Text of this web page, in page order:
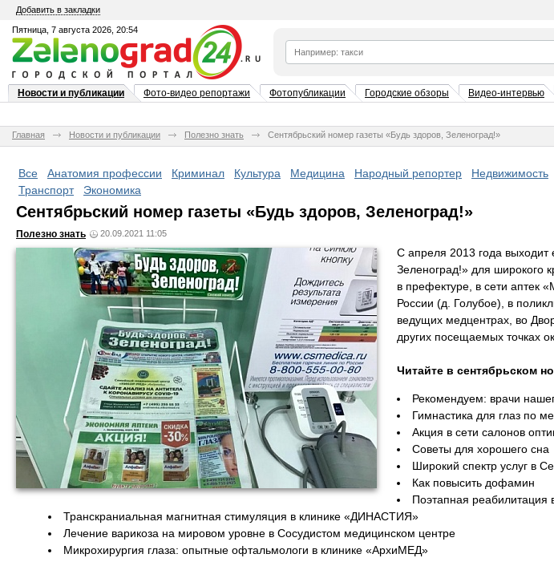
Добавить в закладки
Пятница, 7 августа 2026, 20:54
Новости и публикации Фото-видео репортажи Фотопубликации Городские обзоры Видео-интервью
Главная Новости и публикации Полезно знать Сентябрьский номер газеты «Будь здоров, Зеленоград!»
Все Анатомия профессии Криминал Культура Медицина Народный репортер Недвижимость
Транспорт
Экономика
Сентябрьский номер газеты «Будь здоров, Зеленоград!»
Полезно знать 20.09.2021 11:05
С апреля 2013 года выходит
Зеленоград!» для широкого
в префектуре, в сети
России (д. Голубое), в
ведущих медцентрах, во
других посещаемых точках
Читайте в сентябрьском
Рекомендуем: врачи
Гимнастика для глаз по
Акция в сети салонов
Советы для хорошего сна
Широкий спектр услуг в
Как повысить дофамин
Поэтапная реабилитация
Транскраниальная магнитная стимуляция в клинике «ДИНАСТИЯ»
Лечение варикоза на мировом уровне в Сосудистом медицинском центре
Микрохирургия глаза: опытные офтальмологи в клинике «АрхиМЕД»